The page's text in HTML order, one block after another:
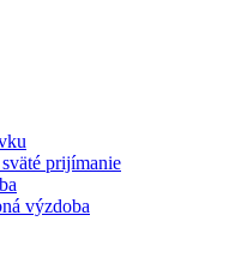
prijímanie
výzdoba